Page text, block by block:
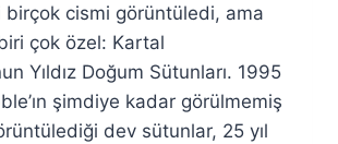
birçok cismi görüntüledi, ama
çok özel: Kartal
Yıldız Doğum Sütunları. 1995
şimdiye kadar görülmemiş
dev sütunlar, 25 yıl